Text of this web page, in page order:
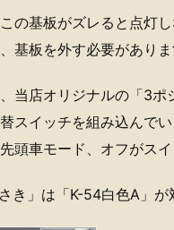
の基板がズレると点灯し
基板を外す必要がありま
当店オリジナルの「3ポ
スイッチを組み込んでい
頭車モード、オフがスイ
き」は「K-54白色A」が